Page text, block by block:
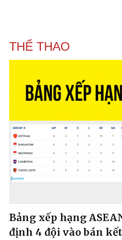
THỂ THAO
Bảng xếp hạng
định 4 đội vào bán kết